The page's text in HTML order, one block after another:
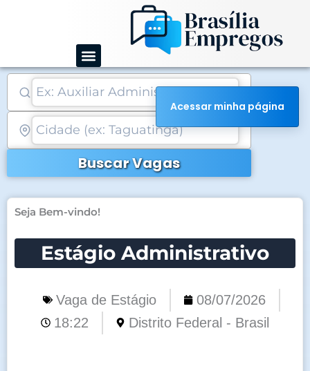
conteúdo
Buscar Vagas
Seja Bem-vindo!
Estágio Administrativo
Vaga de Estágio
08/07/2026
18:22
Distrito Federal - Brasil
Acessar minha página